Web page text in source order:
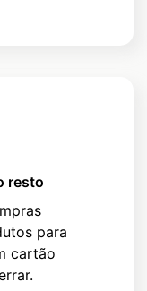
resto
para
cartão